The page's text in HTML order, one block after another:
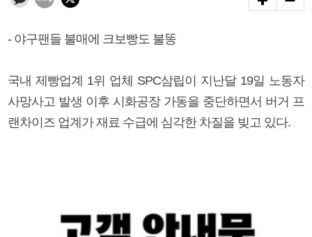
- 야구팬들 불매에 크보빵도 불똥
국내 제빵업계 1위 업체 SPC삼립이 지난달 19일 노동자
사망사고 발생 이후 시화공장 가동을 중단하면서 버거 프
랜차이즈 업계가 재료 수급에 심각한 차질을 빚고 있다.